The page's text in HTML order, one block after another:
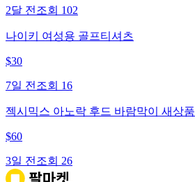
2달 전 조회 102
나이키 여성용 골프티셔츠
$30
7일 전 조회 16
젝시믹스 아노락 후드 바람막이 새상품
$60
3일 전 조회 26